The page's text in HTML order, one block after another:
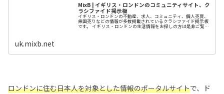
MixB | イギリス・ロンドンのコミュニティサイト、ク
ラシファイド掲示板
イギリス・ロンドンの不動産、求人、コミュニティ、個人売買、
帰国売りなどの情報が多数掲載されているクラシファイド掲示板
です。 イギリス・ロンドンの生活情報をお探しの方は是非ご覧く
uk.mixb.net
ロンドンに住む日本人を対象とした情報のポータルサイトで、ド